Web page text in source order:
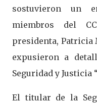
sostuvieron un
miembros del
presidenta, Patricia
expusieron a
Seguridad y Justicia
El titular de la